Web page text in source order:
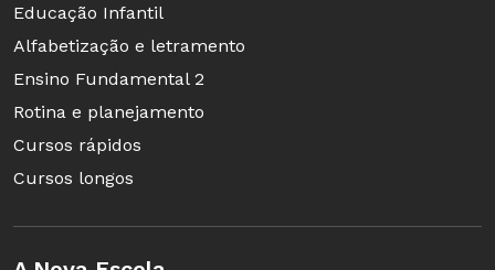
Educação Infantil
Alfabetização e letramento
Ensino Fundamental 2
Rotina e planejamento
Cursos rápidos
Cursos longos